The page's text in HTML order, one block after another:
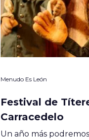
Menudo Es León
Festival de
Carracedelo
Un año más